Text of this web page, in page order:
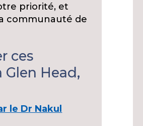
priorité, et
communauté de
ces
Head,
le Dr Nakul